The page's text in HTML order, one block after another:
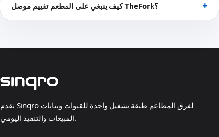
كيف ينبغي على المطعم تقييم موصل TheFork؟
تقدم Sinqro لفرق المطاعم طبقة تشغيل واحدة للقنوات وبيانات
المبيعات والتنفيذ اليومي.